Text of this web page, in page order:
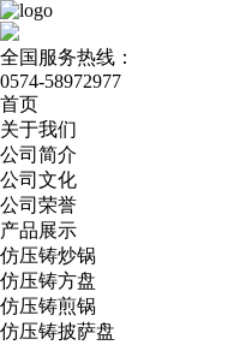
全国服务热线：
0574-58972977
首页
关于我们
公司简介
公司文化
公司荣誉
产品展示
仿压铸炒锅
仿压铸方盘
仿压铸煎锅
仿压铸披萨盘